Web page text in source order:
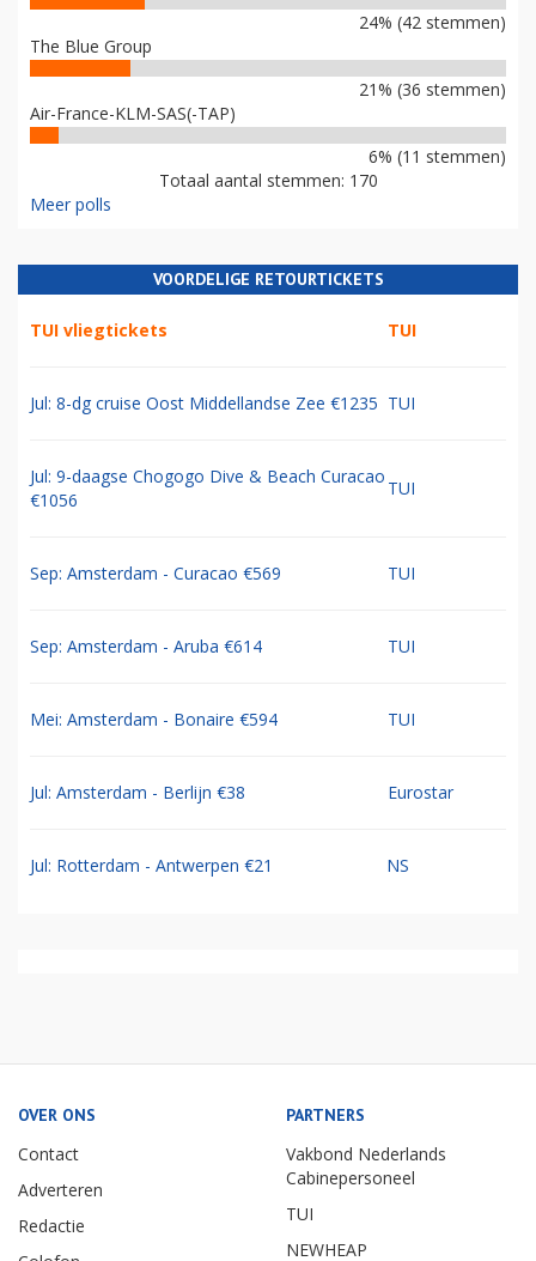
24% (42 stemmen)
The Blue Group
21% (36 stemmen)
Air-France-KLM-SAS(-TAP)
6% (11 stemmen)
Totaal aantal stemmen: 170
Meer polls
VOORDELIGE RETOURTICKETS
TUI vliegtickets TUI
Jul: 8-dg cruise Oost Middellandse Zee €1235 TUI
Jul: 9-daagse Chogogo Dive & Beach Curacao
€1056
TUI
Sep: Amsterdam - Curacao €569 TUI
Sep: Amsterdam - Aruba €614 TUI
Mei: Amsterdam - Bonaire €594 TUI
Jul: Amsterdam - Berlijn €38 Eurostar
Jul: Rotterdam - Antwerpen €21 NS
OVER ONS
Contact
Adverteren
Redactie
PARTNERS
Vakbond Nederlands
Cabinepersoneel
TUI
NEWHEAP